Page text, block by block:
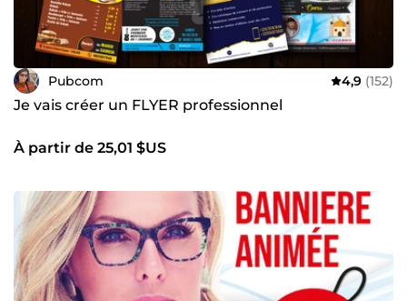
Pubcom 4,9 (152)
Je vais créer un FLYER professionnel
À partir de 25,01 $US